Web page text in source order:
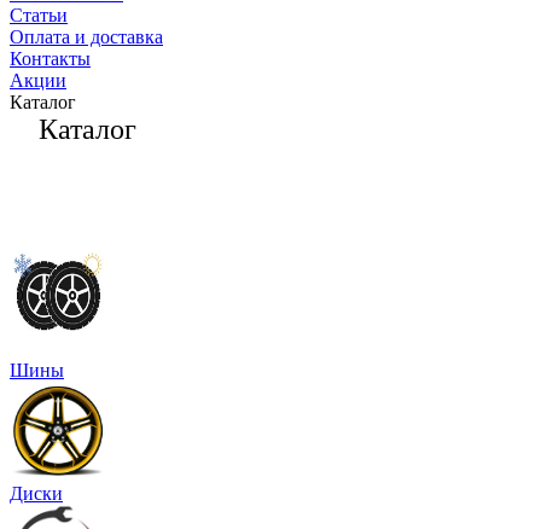
Статьи
Оплата и доставка
Контакты
Акции
Каталог
Каталог
Шины
Диски